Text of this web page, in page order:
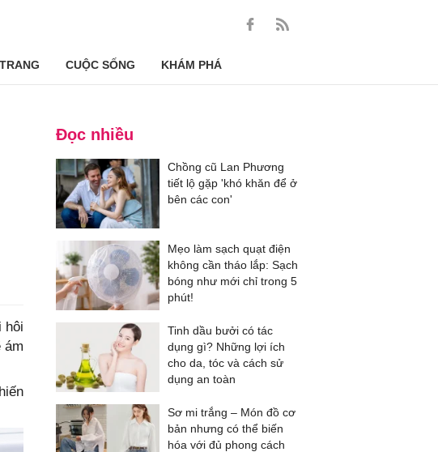
CUỘC SỐNG KHÁM PHÁ
hôi
ám
Đọc nhiều
Chồng cũ Lan Phương
tiết lộ gặp 'khó khăn để ở
bên các con'
Mẹo làm sạch quạt điện
không cần tháo lắp: Sạch
bóng như mới chỉ trong 5
phút!
Tinh dầu bưởi có tác
dụng gì? Những lợi ích
cho da, tóc và cách sử
dụng an toàn
Sơ mi trắng – Món đồ cơ
bản nhưng có thể biến
hóa với đủ phong cách